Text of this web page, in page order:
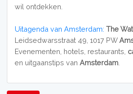
wil ontdekken.
Uitagenda van Amsterdam: The
Leidsedwarsstraat 49, 1017 PW
Evenementen, hotels, restaurants,
en uitgaanstips van Amsterdam.